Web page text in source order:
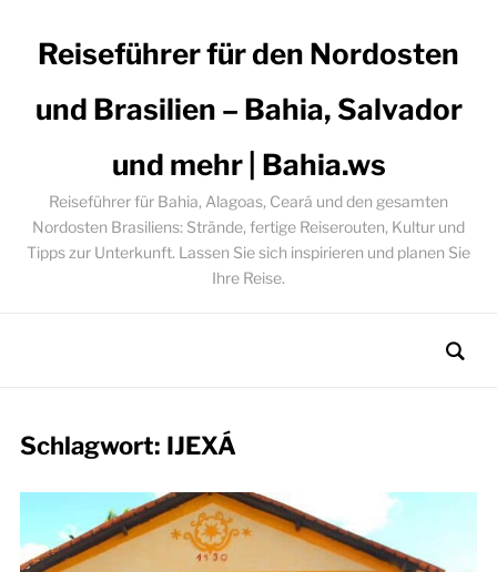
Reiseführer für den Nordosten
und Brasilien – Bahia, Salvador
und mehr | Bahia.ws
Reiseführer für Bahia, Alagoas, Ceará und den gesamten
Nordosten Brasiliens: Strände, fertige Reiserouten, Kultur und
Tipps zur Unterkunft. Lassen Sie sich inspirieren und planen Sie
Ihre Reise.
Schlagwort: IJEXÁ